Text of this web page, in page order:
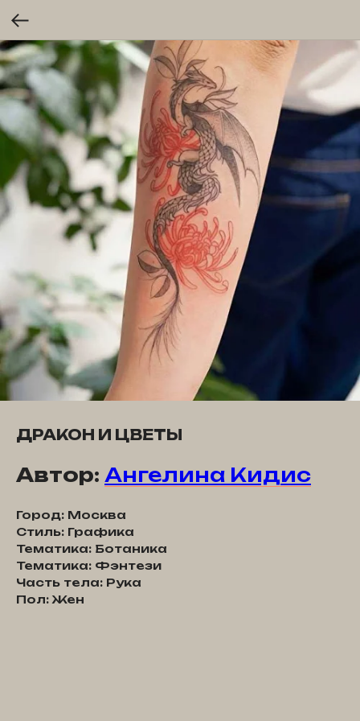
ДРАКОН И ЦВЕТЫ
Автор: Ангелина Кидис
Город: Москва
Стиль: Графика
Тематика: Ботаника
Тематика: Фэнтези
Часть тела: Рука
Пол: Жен